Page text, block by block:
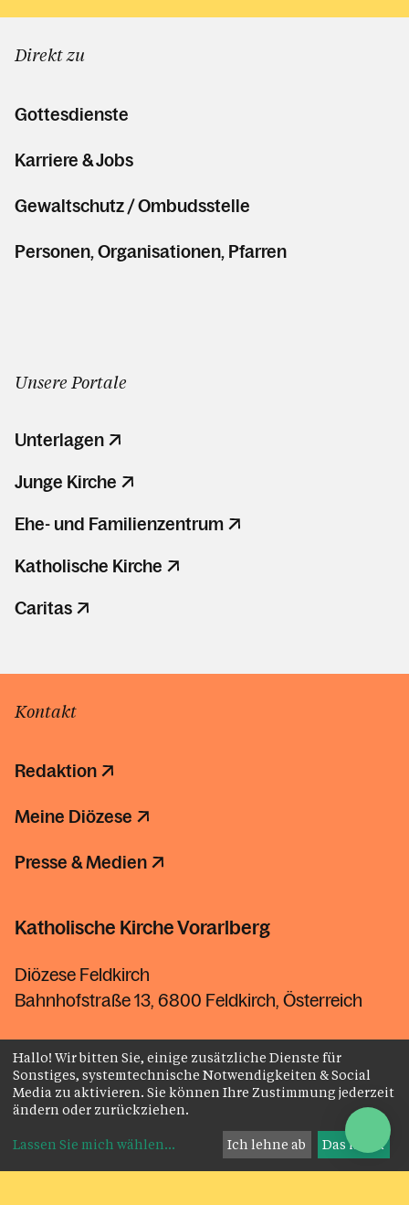
Direkt zu
Gottesdienste
Karriere & Jobs
Gewaltschutz / Ombudsstelle
Personen, Organisationen, Pfarren
Unsere Portale
Unterlagen
Junge Kirche
Ehe- und Familienzentrum
Katholische Kirche
Caritas
Kontakt
Redaktion
Meine Diözese
Presse & Medien
Katholische Kirche Vorarlberg
Diözese Feldkirch
Bahnhofstraße 13, 6800 Feldkirch, Österreich
Telefon+43 5522 3600
Fax +43 55223600-3110-5
kontakt@kath-kirche-vorarlberg.at
Kontakt
Hallo! Wir bitten Sie, einige zusätzliche Dienste für
Sonstiges, systemtechnische Notwendigkeiten & Social
Media zu aktivieren. Sie können Ihre Zustimmung jederzeit
ändern oder zurückziehen.
Lassen Sie mich wählen... Ich lehne ab Das ist ok